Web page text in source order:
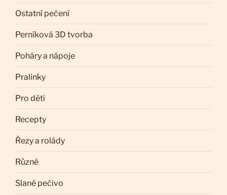
Ostatní pečení
Perníková 3D tvorba
Poháry a nápoje
Pralinky
Pro děti
Recepty
Řezy a rolády
Různé
Slané pečivo